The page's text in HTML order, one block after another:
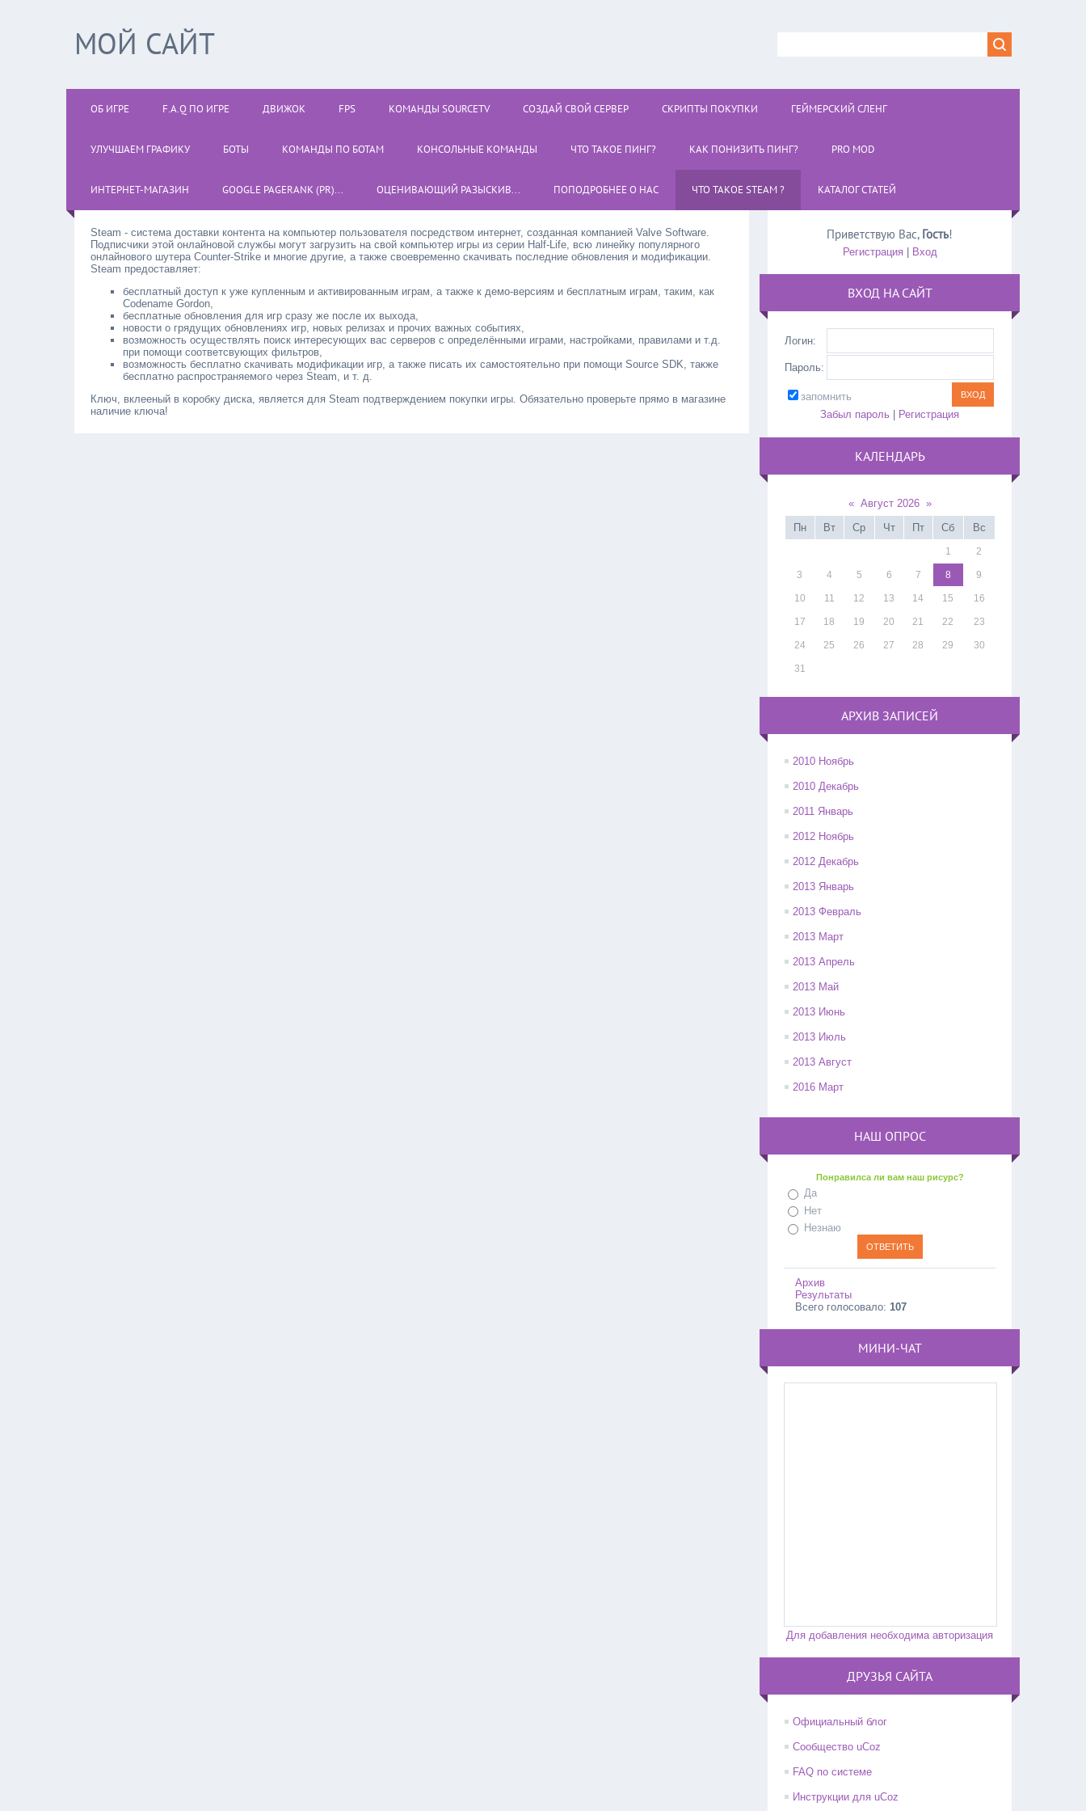
МОЙ САЙТ
ОБ ИГРЕ F.A.Q ПО ИГРЕ ДВИЖОК FPS КОМАНДЫ SOURCETV СОЗДАЙ СВОЙ СЕРВЕР СКРИПТЫ ПОКУПКИ ГЕЙМЕРСКИЙ СЛЕНГ
УЛУЧШАЕМ ГРАФИКУ БОТЫ КОМАНДЫ ПО БОТАМ КОНСОЛЬНЫЕ КОМАНДЫ ЧТО ТАКОЕ ПИНГ? КАК ПОНИЗИТЬ ПИНГ? PRO MOD
ИНТЕРНЕТ-МАГАЗИН GOOGLE PAGERANK (PR)... ОЦЕНИВАЮЩИЙ РАЗЫСКИВ... ПОПОДРОБНЕЕ О НАС ЧТО ТАКОЕ STEAM ? КАТАЛОГ СТАТЕЙ
Steam - система доставки контента на компьютер пользователя посредством интернет, созданная компанией Valve Software.
Подписчики этой онлайновой службы могут загрузить на свой компьютер игры из серии Half-Life, всю линейку популярного
онлайнового шутера Counter-Strike и многие другие, а также своевременно скачивать последние обновления и модификации.
Steam предоставляет:
бесплатный доступ к уже купленным и активированным играм, а также к демо-версиям и бесплатным играм, таким, как
Codename Gordon,
бесплатные обновления для игр сразу же после их выхода,
новости о грядущих обновлениях игр, новых релизах и прочих важных событиях,
возможность осуществлять поиск интересующих вас серверов с определёнными играми, настройками, правилами и т.д.
при помощи соответсвующих фильтров,
возможность бесплатно скачивать модификации игр, а также писать их самостоятельно при помощи Source SDK, также
бесплатно распространяемого через Steam, и т. д.
Ключ, вклееный в коробку диска, является для Steam подтверждением покупки игры. Обязательно проверьте прямо в магазине
наличие ключа!
Приветствую Вас, Гость!
Регистрация| Вход
ВХОД НА САЙТ
Логин:
Пароль:
запомнить
Забыл пароль| Регистрация
КАЛЕНДАРЬ
« Август 2026 »
Пн
Вт Ср Чт Пт Сб Вс
1 2
3 4 5 6 7 8 9
10 11 12 13 14 15 16
17 18 19 20 21 22 23
24 25 26 27 28 29 30
31
АРХИВ ЗАПИСЕЙ
2010 Ноябрь
2010 Декабрь
2011 Январь
2012 Ноябрь
2012 Декабрь
2013 Январь
2013 Февраль
2013 Март
2013 Апрель
2013 Май
2013 Июнь
2013 Июль
2013 Август
2016 Март
НАШ ОПРОС
Понравилса ли вам наш рисурс?
Да
Нет
Незнаю
Архив
Результаты
Всего голосовало: 107
МИНИ-ЧАТ
Для добавления необходима авторизация
ДРУЗЬЯ САЙТА
Официальный блог
Сообщество uCoz
FAQ по системе
Инструкции для uCoz